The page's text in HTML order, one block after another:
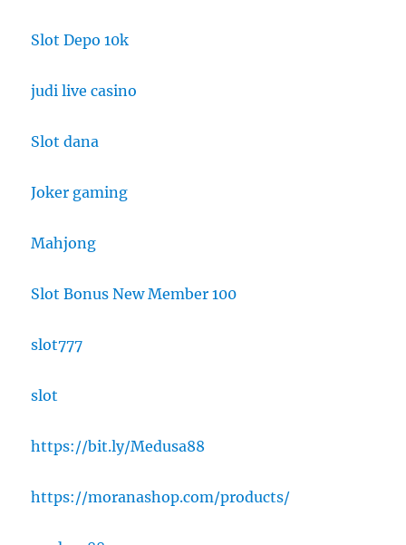
Slot Depo 10k
judi live casino
Slot dana
Joker gaming
Mahjong
Slot Bonus New Member 100
slot777
slot
https://bit.ly/Medusa88
https://moranashop.com/products/